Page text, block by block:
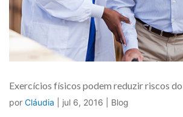
Exercícios físicos podem reduzir riscos
por Cláudia jul 6, 2016 Blog